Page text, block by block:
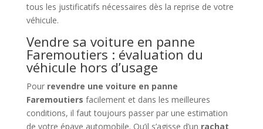
tous les justificatifs nécessaires dès la reprise de votre
véhicule.
Vendre sa voiture en panne
Faremoutiers : évaluation du
véhicule hors d’usage
Pour revendre une voiture en panne
Faremoutiers facilement et dans les meilleures
conditions, il faut toujours passer par une estimation
de votre épave automobile. Qu’il s’agisse d’un rachat